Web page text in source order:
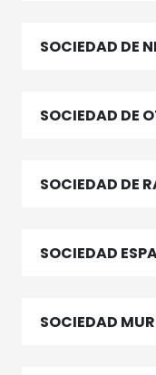
SOCIEDAD DE
SOCIEDAD DE
SOCIEDAD DE
SOCIEDAD